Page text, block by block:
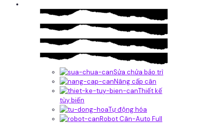
Sửa chửa bảo trì
Nâng cấp cân
Thiết kế
tùy biến
Tự động hóa
Robot Cân-Auto Full